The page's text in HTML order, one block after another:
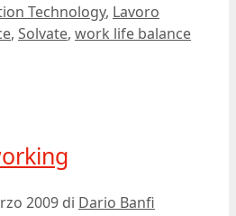
Technology, Lavoro
, Solvate, work life balance
2009 di Dario Banfi